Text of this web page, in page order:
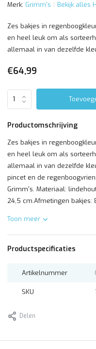
Merk: Grimm's Bekijk alles
Zes bakjes in
en heel leuk om als
allemaal in van dezelfde
€64,99
Productomschrijving
Zes bakjes in
en heel leuk om als
allemaal in van dezelfde
pincet en de
Grimm's. Materiaal:
24,5 cm.Afmetingen bakjes:
Toon meer
Productspecificaties
Artikelnummer
SKU
Delen